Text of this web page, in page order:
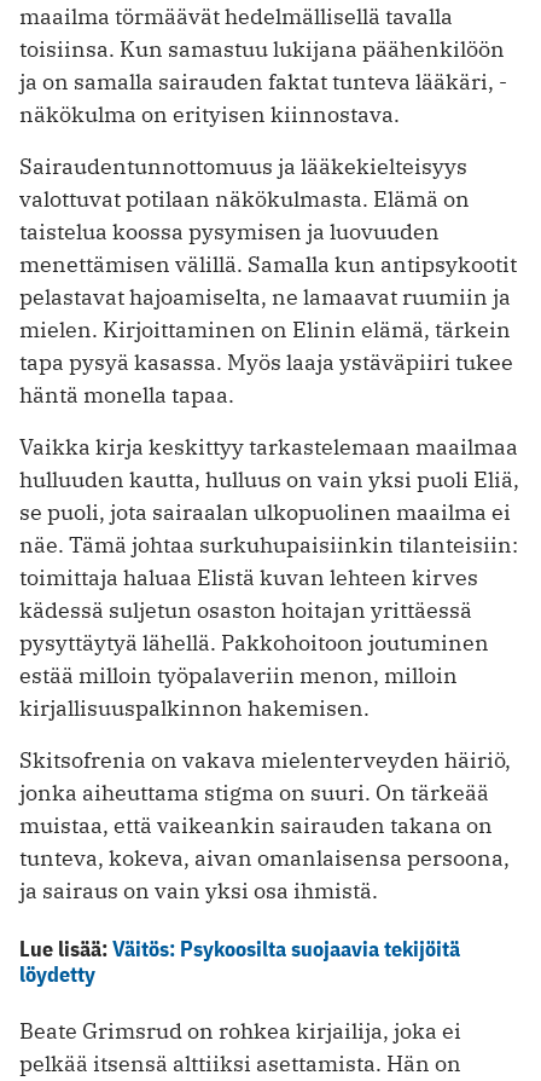
maailma törmäävät hedelmällisellä tavalla
toisiinsa. Kun samastuu lukijana päähenkilöön
ja on samalla sairauden faktat tunteva lääkäri, ­
näkökulma on erityisen kiinnostava.
Sairaudentunnottomuus ja lääkekielteisyys
valottuvat potilaan näkökulmasta. Elämä on
taistelua koossa pysymisen ja luovuuden
menettämisen välillä. Samalla kun antipsykootit
pelastavat hajoamiselta, ne lamaavat ruumiin ja
mielen. Kirjoittaminen on Elinin elämä, tärkein
tapa pysyä kasassa. Myös laaja ystäväpiiri tukee
häntä monella tapaa.
Vaikka kirja keskittyy tarkastelemaan maailmaa
hulluuden kautta, hulluus on vain yksi puoli Eliä,
se puoli, jota sairaalan ulkopuolinen maailma ei
näe. Tämä johtaa surkuhupaisiinkin tilanteisiin:
toimittaja haluaa Elistä kuvan lehteen kirves
kädessä suljetun osaston hoitajan yrittäessä
pysyttäytyä lähellä. Pakkohoitoon joutuminen
estää milloin työpalaveriin menon, milloin
kirjallisuuspalkinnon hakemisen.
Skitsofrenia on vakava mielenterveyden häiriö,
jonka aiheuttama stigma on suuri. On tärkeää
muistaa, että vaikeankin sairauden takana on
tunteva, kokeva, aivan omanlaisensa persoona,
ja sairaus on vain yksi osa ihmistä.
Lue lisää:Väitös: Psykoosilta suojaavia tekijöitä
löydetty
Beate Grimsrud on rohkea kirjailija, joka ei
pelkää itsensä alttiiksi asettamista. Hän on